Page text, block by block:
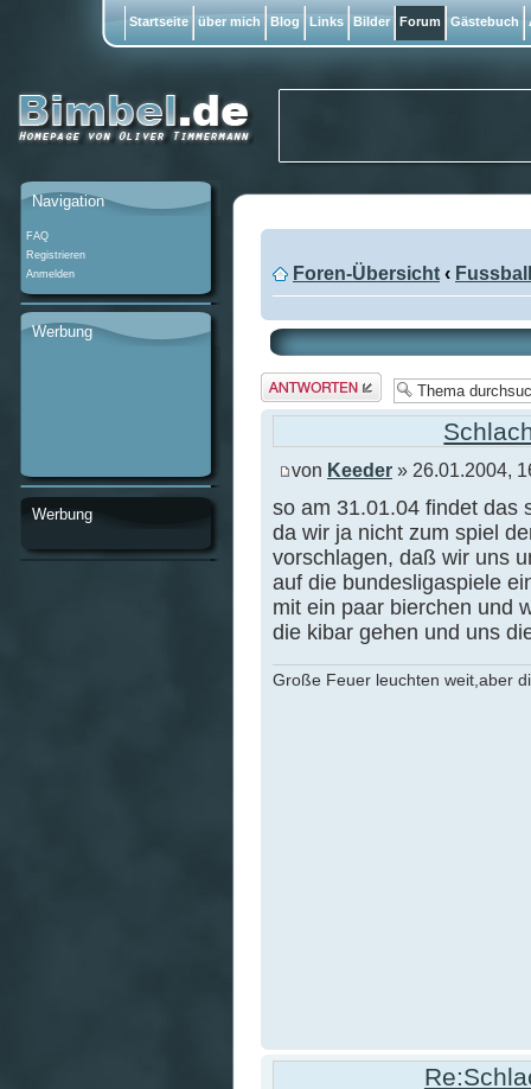
Foren-Übersicht ‹ Fussball
Antwort
erstellen
von Keeder » 26.01.2004,
so am 31.01.04 findet das
da wir ja nicht zum spiel
vorschlagen, daß wir uns
auf die bundesligaspiele
mit ein paar bierchen und
die kibar gehen und uns
Große Feuer leuchten weit,aber
Navigation
FAQ
Registrieren
Anmelden
Werbung
Werbung
Startseite über mich Blog Links Bilder Forum Gästebuch